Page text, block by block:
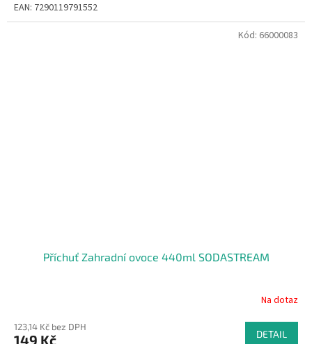
EAN: 7290119791552
Příchuť Zahradní ovoce 440ml SODASTREAM
Na dotaz
123,14 Kč bez DPH
149 Kč DETAIL
Kód: 66000083